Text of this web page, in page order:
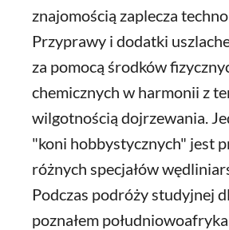
znajomością zaplecza
Przyprawy i dodatki
za pomocą środków
chemicznych w harmonii z
wilgotnością dojrzewania.
"koni hobbystycznych" jest
różnych specjałów
Podczas podróży studyjnej
poznałem